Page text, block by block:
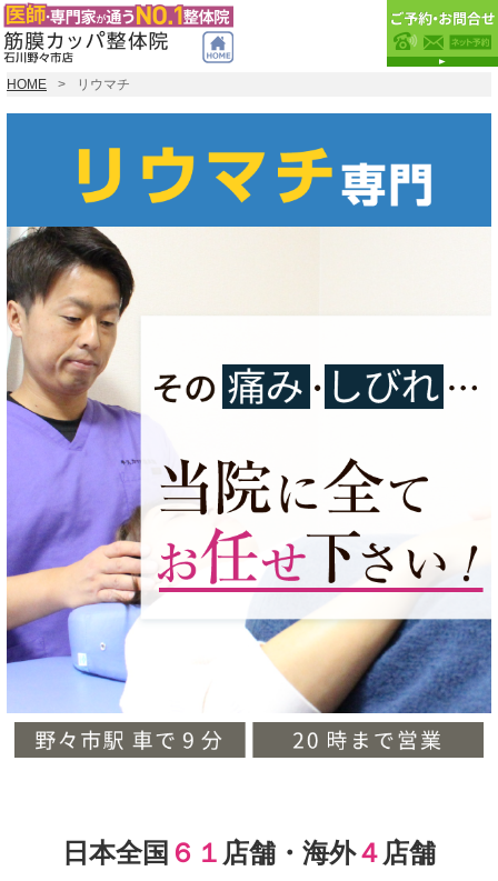
HOME リウマチ
日本全国 ６１ 店舗・海外４ 店舗